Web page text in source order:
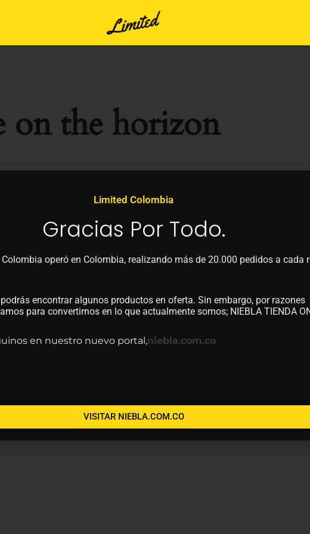
on the horizon
the works and will be launching soon!
Limited Colombia
Gracias Por Todo.
operó en Colombia, realizando más de 20.000 pedidos a cada
encontrar algunos productos en oferta. Sin embargo, por razones
para convertirnos en lo que actualmente somos; NIEBLA TIENDA
en nuestro nuevo portal,niebla.com.co
VISITAR NIEBLA.COM.CO